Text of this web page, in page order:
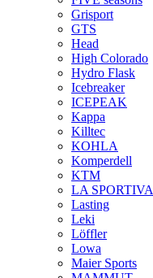
Grisport
GTS
Head
High Colorado
Hydro Flask
Icebreaker
ICEPEAK
Kappa
Killtec
KOHLA
Komperdell
KTM
LA SPORTIVA
Lasting
Leki
Löffler
Lowa
Maier Sports